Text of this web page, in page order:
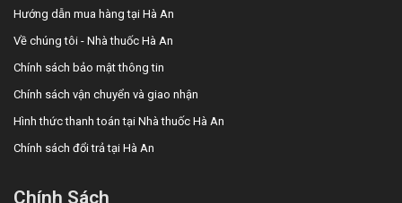
Hướng dẫn mua hàng tại Hà An
Về chúng tôi - Nhà thuốc Hà An
Chính sách bảo mật thông tin
Chính sách vận chuyển và giao nhận
Hình thức thanh toán tại Nhà thuốc Hà An
Chính sách đổi trả tại Hà An
Chính Sách